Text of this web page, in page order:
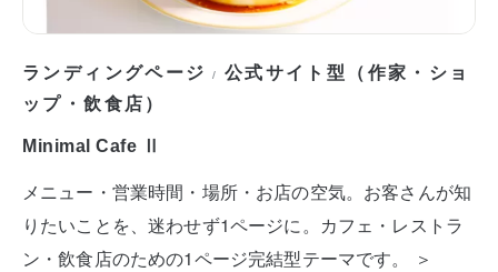
ランディングページ / 公式サイト型（作家・ショ
ップ・飲食店）
Minimal Cafe Ⅱ
メニュー・営業時間・場所・お店の空気。お客さんが知
りたいことを、迷わせず1ページに。カフェ・レストラ
ン・飲食店のための1ページ完結型テーマです。 ＞